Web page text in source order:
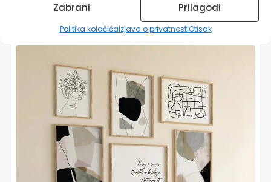
Zabrani Prilagodi
Politika kolačićaIzjava o privatnostiOtisak
Bež crne apstraktne slike na platnu Chaotic Harmony u
modernom interijeru.